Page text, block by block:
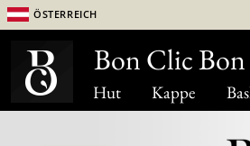
Hut Kappe
Österreich
Bon Clic Bon